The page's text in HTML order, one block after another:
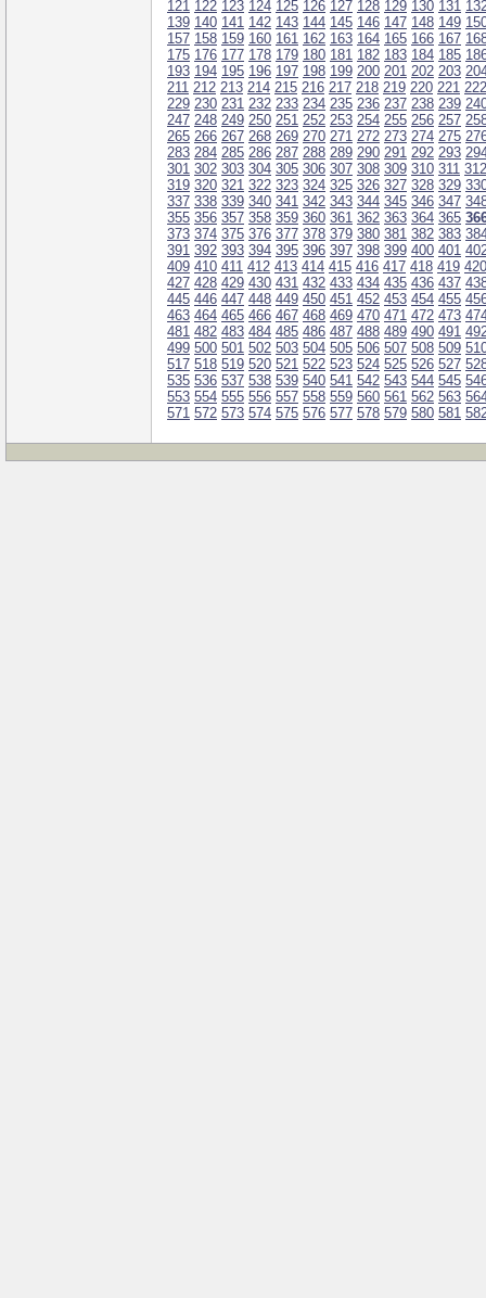
121 122 123 124 125 126 127 128 129 130 131
139 140 141 142 143 144 145 146 147 148 149
157 158 159 160 161 162 163 164 165 166 167
175 176 177 178 179 180 181 182 183 184 185
193 194 195 196 197 198 199 200 201 202 203
211 212 213 214 215 216 217 218 219 220 221 222
229 230 231 232 233 234 235 236 237 238 239
247 248 249 250 251 252 253 254 255 256 257
265 266 267 268 269 270 271 272 273 274 275
283 284 285 286 287 288 289 290 291 292 293
301 302 303 304 305 306 307 308 309 310 311 312
319 320 321 322 323 324 325 326 327 328 329
337 338 339 340 341 342 343 344 345 346 347
355 356 357 358 359 360 361 362 363 364 365
373 374 375 376 377 378 379 380 381 382 383
391 392 393 394 395 396 397 398 399 400 401
409 410 411 412 413 414 415 416 417 418 419 420
427 428 429 430 431 432 433 434 435 436 437
445 446 447 448 449 450 451 452 453 454 455
463 464 465 466 467 468 469 470 471 472 473
481 482 483 484 485 486 487 488 489 490 491
499 500 501 502 503 504 505 506 507 508 509
517 518 519 520 521 522 523 524 525 526 527
535 536 537 538 539 540 541 542 543 544 545
553 554 555 556 557 558 559 560 561 562 563
571 572 573 574 575 576 577 578 579 580 581